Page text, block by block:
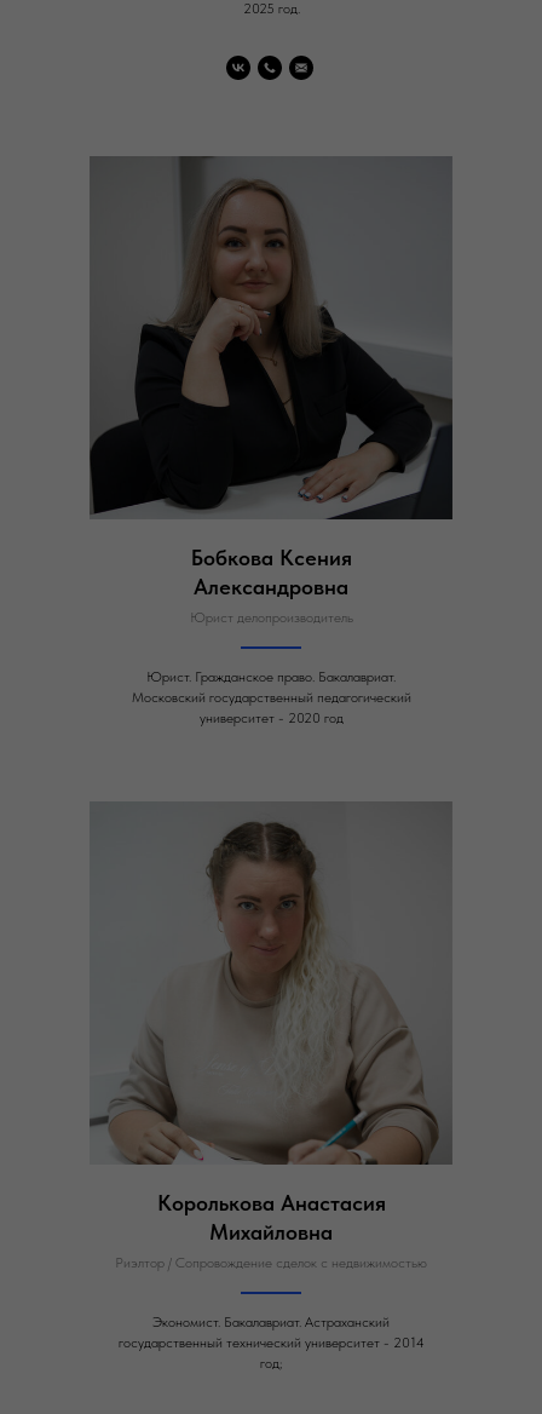
2025 год.
Бобкова Ксения
Александровна
Юрист делопроизводитель
Юрист. Гражданское право. Бакалавриат.
Московский государственный педагогический
университет - 2020 год
Королькова Анастасия
Михайловна
Риэлтор / Сопровождение сделок с недвижимостью
Экономист. Бакалавриат. Астраханский
государственный технический университет - 2014
год;